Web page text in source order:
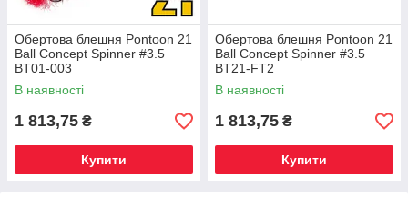
Обертова блешня Pontoon 21
Ball Concept Spinner #3.5
BT01-003
В наявності
1 813,75 ₴
Купити
Обертова блешня Pontoon 21
Ball Concept Spinner #3.5
BT21-FT2
В наявності
1 813,75 ₴
Купити